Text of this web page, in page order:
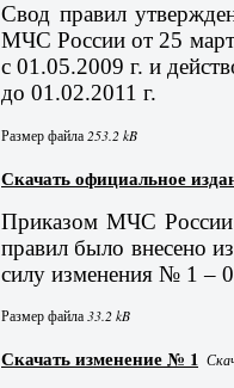
Свод правил
МЧС России от 25
с 01.05.2009 г. и
до 01.02.2011 г.
Размер файла253.2 kB
Скачать официальное
Приказом МЧС
правил было внесено
силу изменения № 1 –
Размер файла33.2 kB
Скачать изменение № 1